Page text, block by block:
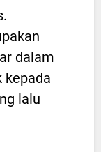
dalam
kepada
lalu